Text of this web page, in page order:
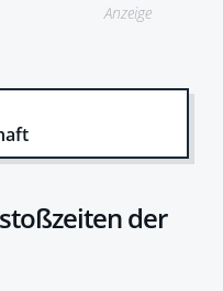
Anzeige
der